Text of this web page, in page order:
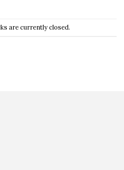
are currently closed.